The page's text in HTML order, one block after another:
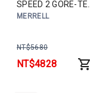
SPEED 2 GORE-TEX
防潑水登山鞋 茶綠
MERRELL
NT$5680
NT$4828